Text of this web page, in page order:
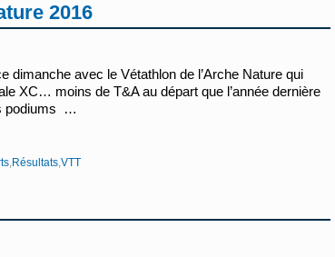
2016
dimanche avec le Vétathlon de l’Arche Nature qui
XC… moins de T&A au départ que l’année dernière
podiums …
Résultats VTT